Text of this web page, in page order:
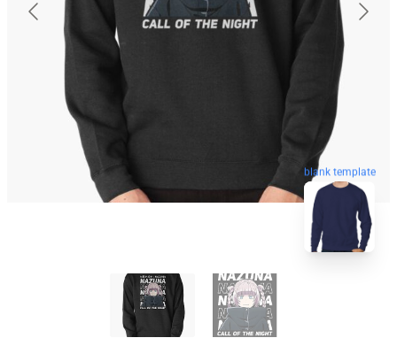
blank template